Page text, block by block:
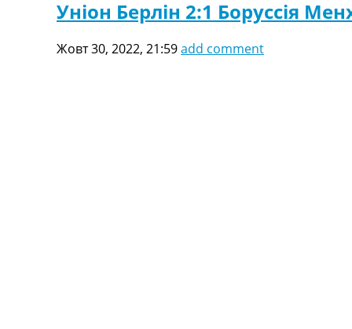
Уніон Берлін 2:1 Боруссія
Жовт 30, 2022, 21:59add comment